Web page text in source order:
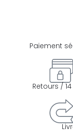
Paiement
Retours /